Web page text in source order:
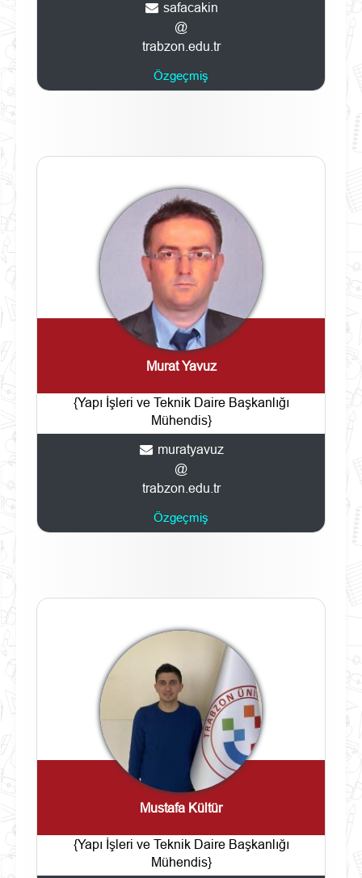
safacakin
@
trabzon.edu.tr
Özgeçmiş
Murat Yavuz
{Yapı İşleri ve Teknik Daire Başkanlığı
Mühendis}
muratyavuz
@
trabzon.edu.tr
Özgeçmiş
Mustafa Kültür
{Yapı İşleri ve Teknik Daire Başkanlığı
Mühendis}